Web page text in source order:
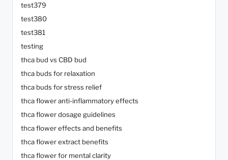
test379
test380
test381
testing
thca bud vs CBD bud
thca buds for relaxation
thca buds for stress relief
thca flower anti-inflammatory effects
thca flower dosage guidelines
thca flower effects and benefits
thca flower extract benefits
thca flower for mental clarity